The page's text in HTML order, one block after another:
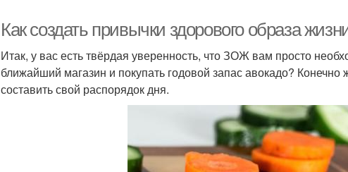
Как создать привычки здорового образа
Итак, у вас есть твёрдая уверенность, что ЗОЖ вам просто
ближайший магазин и покупать годовой запас авокадо?
составить свой распорядок дня.